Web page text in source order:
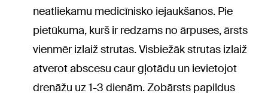
neatliekamu medicīnisko iejaukšanos. Pie
pietūkuma, kurš ir redzams no ārpuses, ārsts
vienmēr izlaiž strutas. Visbiežāk strutas izlaiž
atverot abscesu caur gļotādu un ievietojot
drenāžu uz 1-3 dienām. Zobārsts papildus